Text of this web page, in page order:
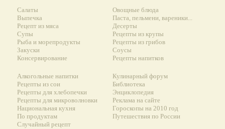
Салаты
Выпечка
Рецепт из мяса
Супы
Рыба и морепродукты
Закуски
Консервирование
Овощные блюда
Паста, пельмени, вареники...
Десерты
Рецепты из крупы
Рецепты из грибов
Соусы
Рецепты напитков
Алкогольные напитки
Рецепты из сои
Рецепты для хлебопечки
Рецепты для микроволновки
Национальная кухня
По продуктам
Случайный рецепт
Кулинарный форум
Библиотека
Энциклопедия
Реклама на сайте
Гороскопы на 2010 год
Путешествия по России